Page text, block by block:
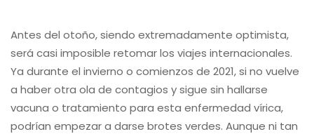
Antes del otoño, siendo extremadamente optimista,
será casi imposible retomar los viajes internacionales.
Ya durante el invierno o comienzos de 2021, si no vuelve
a haber otra ola de contagios y sigue sin hallarse
vacuna o tratamiento para esta enfermedad vírica,
podrían empezar a darse brotes verdes. Aunque ni tan